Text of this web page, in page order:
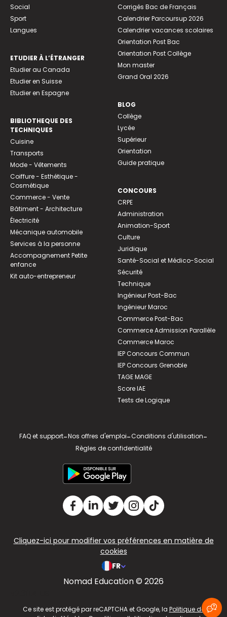
Social
Sport
Langues
ETUDIER À L’ÉTRANGER
Etudier au Canada
Etudier en Suisse
Etudier en Espagne
BIBLIOTHEQUE DES
TECHNIQUES
Cuisine
Transports
Mode - Vêtements
Coiffure - Esthétique -
Cosmétique
Commerce - Vente
Bâtiment - Architecture
Électricité
Mécanique automobile
Services à la personne
Accompagnement Petite
enfance
Kit auto-entrepreneur
Corrigés Bac de Français
Calendrier Parcoursup 2026
Calendrier vacances scolaires
Orientation Post Bac
Orientation Post Collège
Mon master
Grand Oral 2026
BLOG
Collège
Lycée
Supérieur
Orientation
Guide pratique
CONCOURS
CRPE
Administration
Animation-Sport
Culture
Juridique
Santé-Social et Médico-Social
Sécurité
Technique
Ingénieur Post-Bac
Ingénieur Maroc
Commerce Post-Bac
Commerce Admission Parallèle
Commerce Maroc
IEP Concours Commun
IEP Concours Grenoble
TAGE MAGE
Score IAE
Tests de Logique
FAQ et support-Nos offres d'emploi-Conditions d'utilisation-
Règles de confidentialité
Cliquez-ici pour modifier vos préférences en matière de
cookies
FR
Nomad Education © 2026
Ce site est protégé par reCAPTCHA et Google, la Politique de